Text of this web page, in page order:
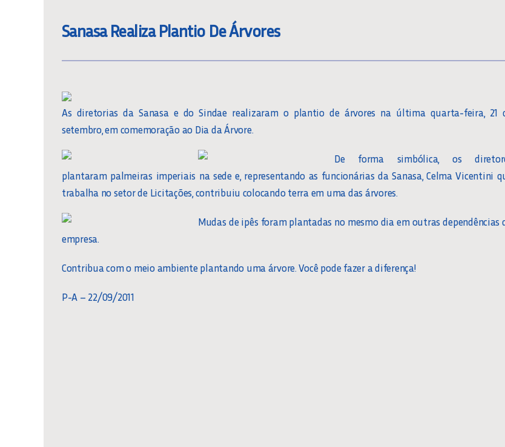
Sanasa Realiza Plantio De Árvores
As diretorias da Sanasa e do Sindae realizaram o plantio de árvores na última quarta-feira, 21
setembro, em comemoração ao Dia da Árvore.
De forma simbólica, os
plantaram palmeiras imperiais na sede e, representando as funcionárias da Sanasa, Celma Vicentini
trabalha no setor de Licitações, contribuiu colocando terra em uma das árvores.
Mudas de ipês foram plantadas no mesmo dia em outras dependências
empresa.
Contribua com o meio ambiente plantando uma árvore. Você pode fazer a diferença!
P-A – 22/09/2011